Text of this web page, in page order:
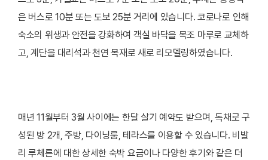
은 버스로 10분 또는 도보 25분 거리에 있습니다. 코로나로 인해
숙소의 위생과 안전을 강화하여 객실 바닥을 목조 마루로 교체하
고, 계단을 대리석과 천연 목재로 새로 리모델링하였습니다.
매년 11월부터 3월 사이에는 한달 살기 예약도 받으며, 독채로 구
성된 방 2개, 주방, 다이닝룸, 테라스를 이용할 수 있습니다. 비발
리 루체른에 대한 상세한 숙박 요금이나 다양한 후기와 같은 더